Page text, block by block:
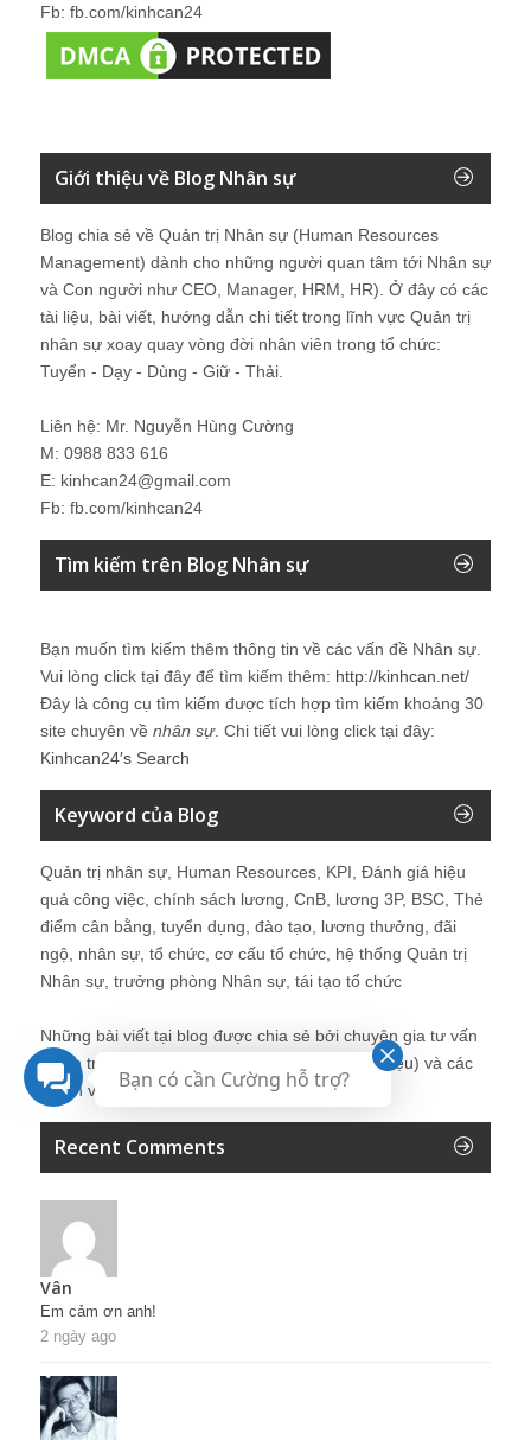
Fb: fb.com/kinhcan24
Giới thiệu về Blog Nhân sự
Blog chia sẻ về Quản trị Nhân sự (Human Resources
Management) dành cho những người quan tâm tới Nhân sự
và Con người như CEO, Manager, HRM, HR). Ở đây có các
tài liệu, bài viết, hướng dẫn chi tiết trong lĩnh vực Quản trị
nhân sự xoay quay vòng đời nhân viên trong tổ chức:
Tuyển - Dạy - Dùng - Giữ - Thải.
Liên hệ: Mr. Nguyễn Hùng Cường
M: 0988 833 616
E: kinhcan24@gmail.com
Fb: fb.com/kinhcan24
Tìm kiếm trên Blog Nhân sự
Bạn muốn tìm kiếm thêm thông tin về các vấn đề Nhân sự
Vui lòng click tại đây để tìm kiếm thêm: http://kinhcan.net/
Đây là công cụ tìm kiếm được tích hợp tìm kiếm khoảng 30
site chuyên về nhân sự. Chi tiết vui lòng click tại đây:
Kinhcan24′s Search
Keyword của Blog
Quản trị nhân sự, Human Resources, KPI, Đánh giá hiệu
quả công việc, chính sách lương, CnB, lương 3P, BSC, Thẻ
điểm cân bằng, tuyển dụng, đào tạo, lương thưởng, đãi
ngộ, nhân sự, tổ chức, cơ cấu tổ chức, hệ thống Quản trị
Nhân sự, trưởng phòng Nhân sự, tái tạo tổ chức
Những bài viết tại blog được chia sẻ bởi chuyên gia tư vấn
Quản trị Nhân sự Nguyễn Hùng Cường (
giới thiệu) và các
thành viên khác trong cộng đồng Nhân sự.
Recent Comments
Vân
Em cảm ơn anh!
2 ngày ago
Bạn có cần Cường hỗ trợ?